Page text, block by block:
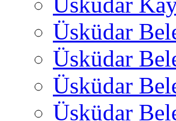
Üsküdar
Üsküdar
Üsküdar
Üsküdar